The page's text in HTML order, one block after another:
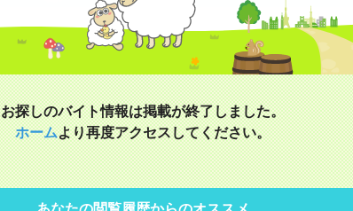
お探しのバイト情報は掲載が終了しました。
ホームより再度アクセスしてください。